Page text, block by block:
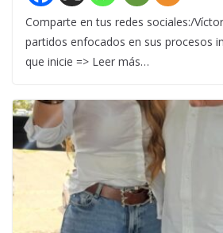
Comparte en tus redes sociales:/
partidos enfocados en sus procesos
que inicie => Leer más…